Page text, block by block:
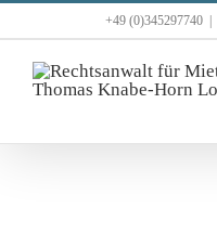
Inhalt
springen
+49 (0)345297740